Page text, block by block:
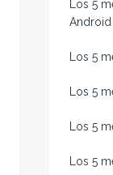
Los 5
Android
Los 5
Los 5
Los 5
Los 5